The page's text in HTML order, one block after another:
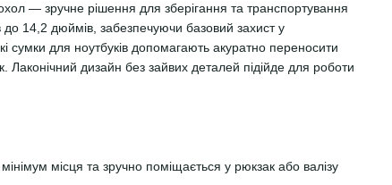
— зручне рішення для зберігання та транспортування
до 14,2 дюймів, забезпечуючи базовий захист у
сумки для ноутбуків допомагають акуратно переносити
Лаконічний дизайн без зайвих деталей підійде для роботи
місця та зручно поміщається у рюкзак або валізу